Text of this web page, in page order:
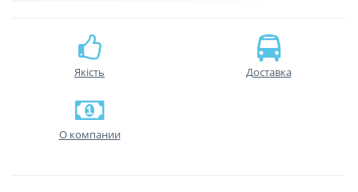
Якість Доставка
О компании